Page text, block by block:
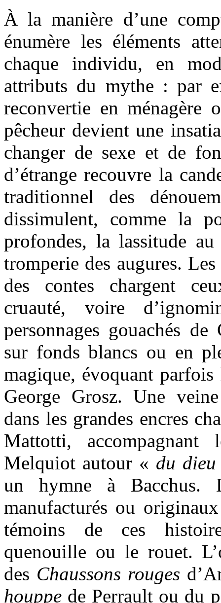
À la manière d’une
énumère les éléments
chaque individu, en
attributs du mythe : par
reconvertie en ménagère
pêcheur devient une
changer de sexe et de
d’étrange recouvre la
traditionnel des
dissimulent, comme la
profondes, la lassitude
tromperie des augures.
des contes chargent
cruauté, voire
personnages gouachés
sur fonds blancs ou en
magique, évoquant
George Grosz. Une
dans les grandes encres
Mattotti, accompagnant
Melquiot autour « du dieu
un hymne à Bacchus.
manufacturés ou
témoins de ces
quenouille ou le rouet.
des Chaussons rouges
houppe de Perrault ou du